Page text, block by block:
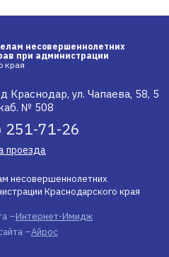
несовершеннолетних
при администрации
края
Краснодар, ул. Чапаева, 58, 5
№ 508
251-71-26
проезда
несовершеннолетних
Краснодарского края
–Интернет-Имидж
–Айрос